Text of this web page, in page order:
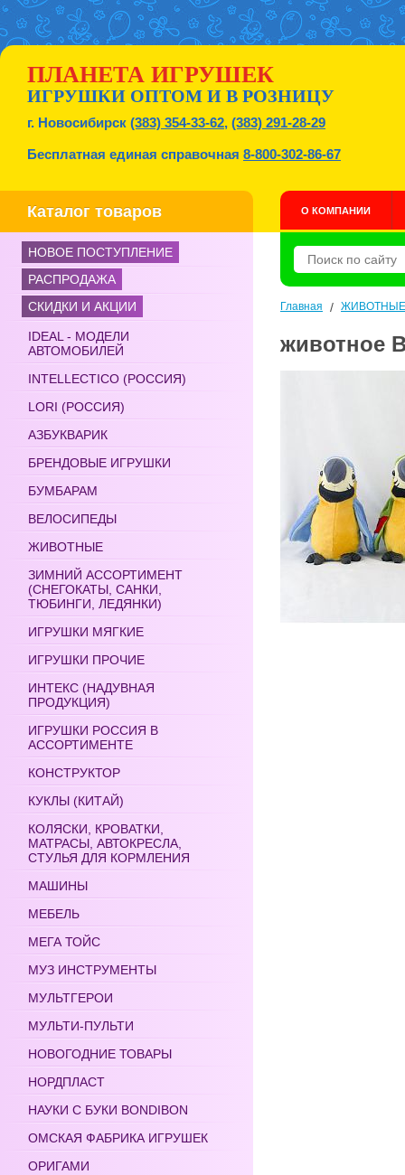
ПЛАНЕТА ИГРУШЕК
ИГРУШКИ ОПТОМ И В РОЗНИЦУ
г. Новосибирск (383) 354-33-62, (383) 291-28-29
Бесплатная единая справочная 8-800-302-86-67
Каталог товаров О КОМПАНИИ
НОВОЕ ПОСТУПЛЕНИЕ
РАСПРОДАЖА
СКИДКИ И АКЦИИ
IDEAL - МОДЕЛИ
АВТОМОБИЛЕЙ
INTELLECTICO (РОССИЯ)
LORI (РОССИЯ)
АЗБУКВАРИК
БРЕНДОВЫЕ ИГРУШКИ
БУМБАРАМ
ВЕЛОСИПЕДЫ
ЖИВОТНЫЕ
ЗИМНИЙ АССОРТИМЕНТ
(СНЕГОКАТЫ, САНКИ,
ТЮБИНГИ, ЛЕДЯНКИ)
ИГРУШКИ МЯГКИЕ
ИГРУШКИ ПРОЧИЕ
ИНТЕКС (НАДУВНАЯ
ПРОДУКЦИЯ)
ИГРУШКИ РОССИЯ В
АССОРТИМЕНТЕ
КОНСТРУКТОР
КУКЛЫ (КИТАЙ)
КОЛЯСКИ, КРОВАТКИ,
МАТРАСЫ, АВТОКРЕСЛА,
СТУЛЬЯ ДЛЯ КОРМЛЕНИЯ
МАШИНЫ
МЕБЕЛЬ
МЕГА ТОЙС
МУЗ ИНСТРУМЕНТЫ
МУЛЬТГЕРОИ
МУЛЬТИ-ПУЛЬТИ
НОВОГОДНИЕ ТОВАРЫ
НОРДПЛАСТ
НАУКИ С БУКИ BONDIBON
ОМСКАЯ ФАБРИКА ИГРУШЕК
ОРИГАМИ
Главная / ЖИВОТНЫЕ
животное